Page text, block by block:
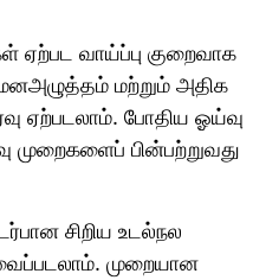
ஏற்பட வாய்ப்பு குறைவாக
மற்றும் அதிக
ஏற்படலாம். போதிய ஓய்வு
பின்பற்றுவது
சிறிய உடல்நல
முறையான